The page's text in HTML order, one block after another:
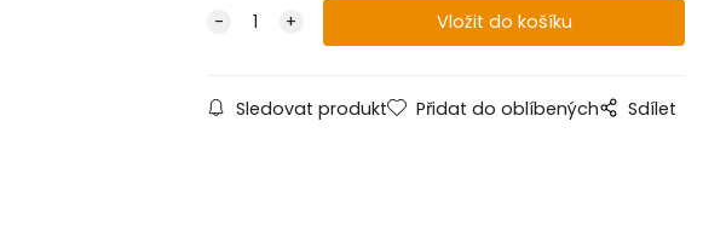
Sledovat produkt Přidat do oblíbených Sdílet